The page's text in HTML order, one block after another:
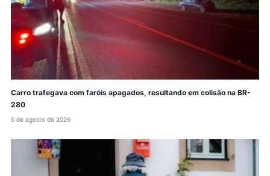
Carro trafegava com faróis apagados, resultando em colisão na BR-
280
5 de agosto de 2026